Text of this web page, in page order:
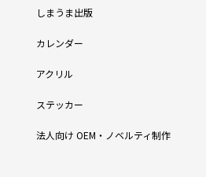
しまうま出版
カレンダー
アクリル
ステッカー
法人向け OEM・ノベルティ制作